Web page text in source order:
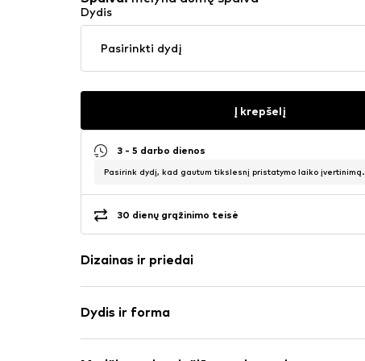
Dydis
Pasirinkti dydį
Į krepšelį
3 - 5 darbo dienos
Pasirink dydį, kad gautum tikslesnį pristatymo laiko įvertinimą.
30 dienų grąžinimo teisė
Dizainas ir priedai
Apskrita kaklo iškirptė
Apvadas / megzta apykaklė
Pečius pridengiančios rankovės
Dydis ir forma